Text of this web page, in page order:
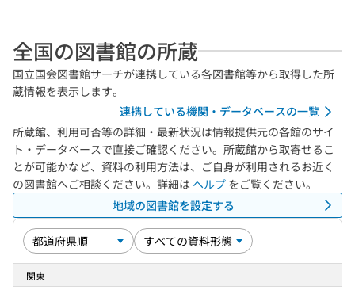
全国の図書館の所蔵
国立国会図書館サーチが連携している各図書館等から取得した所
蔵情報を表示します。
連携している機関・データベースの一覧
所蔵館、利用可否等の詳細・最新状況は情報提供元の各館のサイ
ト・データベースで直接ご確認ください。所蔵館から取寄せるこ
とが可能かなど、資料の利用方法は、ご自身が利用されるお近く
の図書館へご相談ください。詳細は ヘルプ をご覧ください。
地域の図書館を設定する
関東